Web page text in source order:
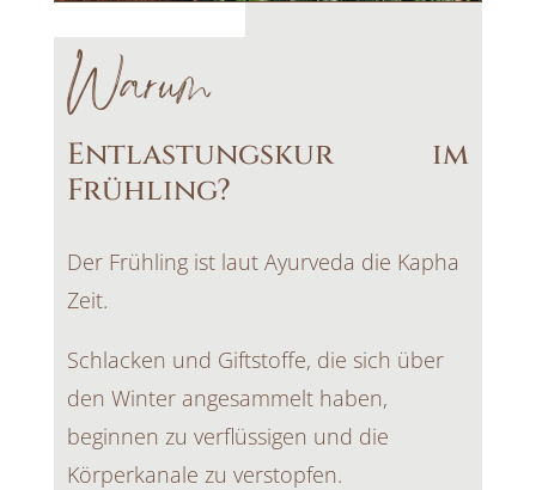
Warum
Entlastungskur im
Frühling?
Der Frühling ist laut Ayurveda die Kapha
Zeit.
Schlacken und Giftstoffe, die sich über
den Winter angesammelt haben,
beginnen zu verflüssigen und die
Körperkanale zu verstopfen.